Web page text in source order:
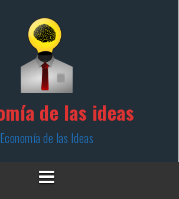
de las ideas
Economía de las Ideas